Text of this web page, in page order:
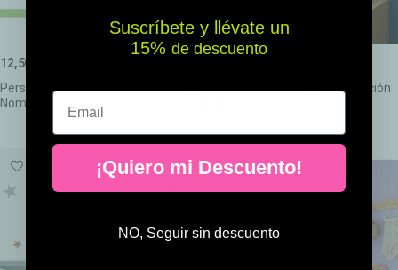
Personaliza tu vinilo con Nombre.
Nombres...
12,50 €
Vinilos con nombre - Combinación
(1)
Suscríbete y llévate un
15% ​​ de descuento
Email
¡Quiero mi Descuento!
NO, Seguir sin descuento